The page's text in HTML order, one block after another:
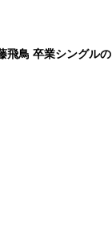
飛鳥 卒業シングルの